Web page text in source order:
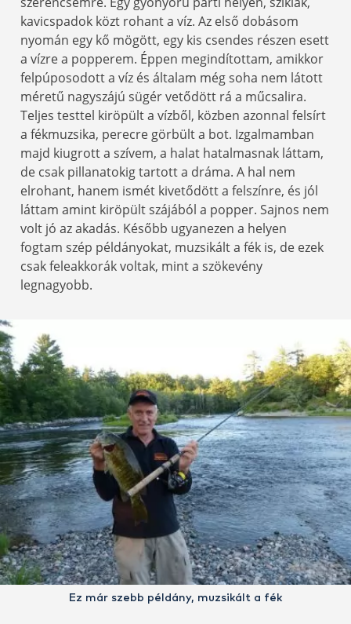
kavicspadok közt rohant a víz. Az első dobásom
nyomán egy kő mögött, egy kis csendes részen esett
a vízre a popperem. Éppen megindítottam, amikkor
felpúposodott a víz és általam még soha nem látott
méretű nagyszájú sügér vetődött rá a műcsalira.
Teljes testtel kiröpült a vízből, közben azonnal felsírt
a fékmuzsika, perecre görbült a bot. Izgalmamban
majd kiugrott a szívem, a halat hatalmasnak láttam,
de csak pillanatokig tartott a dráma. A hal nem
elrohant, hanem ismét kivetődött a felszínre, és jól
láttam amint kiröpült szájából a popper. Sajnos nem
volt jó az akadás. Később ugyanezen a helyen
fogtam szép példányokat, muzsikált a fék is, de ezek
csak feleakkorák voltak, mint a szökevény
legnagyobb.
Ez már szebb példány, muzsikált a fék